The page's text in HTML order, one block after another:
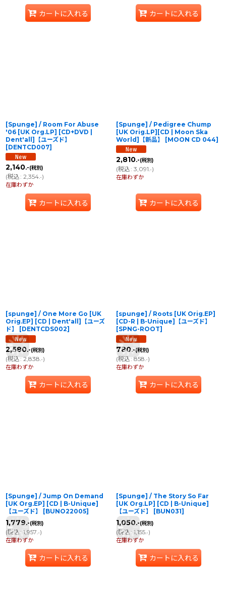
カートに入れる カートに入れる
[Spunge] / Room For Abuse
'06 [UK Org.LP] [CD+DVD |
Dent'all]【ユーズド】
[DENTCD007]
2,140.-(税別)
(税込: 2,354.-)
在庫わずか
カートに入れる
[Spunge] / Pedigree Chump
[UK Orig.LP][CD | Moon Ska
World]【新品】
[MOON CD 044]
2,810.-(税別)
(税込: 3,091.-)
在庫わずか
カートに入れる
[spunge] / One More Go [UK
Orig.EP] [CD | Dent'all]【ユーズ
ド】
[DENTCDS002]
2,580.-(税別)
(税込: 2,838.-)
在庫わずか
カートに入れる
[spunge] / Roots [UK Orig.EP]
[CD-R | B-Unique]【ユーズド】
[SPNG-ROOT]
780.-(税別)
(税込: 858.-)
在庫わずか
カートに入れる
[Spunge] / Jump On Demand
[UK Org.EP] [CD | B-Unique]
【ユーズド】
[BUNO22005]
1,779.-(税別)
(税込: 1,957.-)
在庫わずか
カートに入れる
[Spunge] / The Story So Far
[UK Org.LP] [CD | B-Unique]
【ユーズド】
[BUN031]
1,050.-(税別)
(税込: 1,155.-)
在庫わずか
カートに入れる